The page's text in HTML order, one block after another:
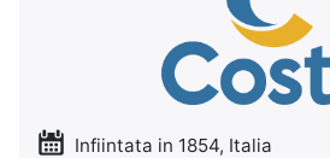
Infiintata in 1854, Italia